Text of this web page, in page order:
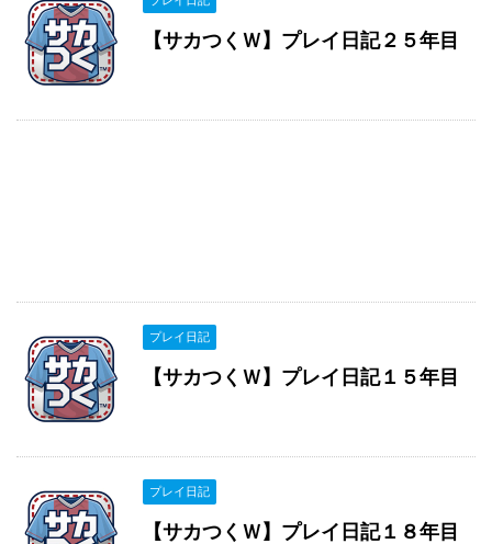
【サカつくＷ】プレイ日記２５年目
プレイ日記
【サカつくＷ】プレイ日記１５年目
プレイ日記
【サカつくＷ】プレイ日記１８年目